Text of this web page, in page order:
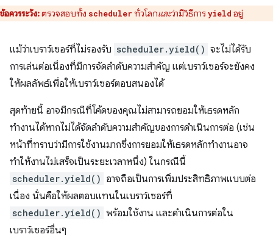
ข้อควรระวัง:ตรวจสอบทั้ง scheduler ทั่วโลกและว่ามีวิธีการyield อยู่
แม้ว่าเบราว์เซอร์ที่ไม่รองรับ scheduler.yield() จะไม่ได้รับ
การเล่นต่อเนื่องที่มีการจัดลำดับความสำคัญ แต่เบราว์เซอร์จะยังคง
ให้ผลลัพธ์เพื่อให้เบราว์เซอร์ตอบสนองได้
สุดท้ายนี้ อาจมีกรณีที่โค้ดของคุณไม่สามารถยอมให้เธรดหลัก
ทำงานได้หากไม่ได้จัดลําดับความสําคัญของการดำเนินการต่อ (เช่น
หน้าที่ทราบว่ามีการใช้งานมากซึ่งการยอมให้เธรดหลักทำงานอาจ
ทำให้งานไม่เสร็จเป็นระยะเวลาหนึ่ง) ในกรณีนี้
scheduler.yield() อาจถือเป็นการเพิ่มประสิทธิภาพแบบต่อ
เนื่อง นั่นคือให้ผลตอบแทนในเบราว์เซอร์ที่
scheduler.yield() พร้อมใช้งาน และดำเนินการต่อใน
เบราว์เซอร์อื่นๆ